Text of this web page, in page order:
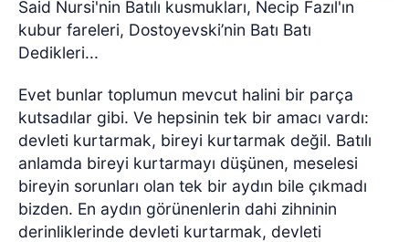
Said Nursi'nin Batılı kusmukları, Necip Fazıl'ın
kubur fareleri, Dostoyevski’nin Batı Batı
Dedikleri...
Evet bunlar toplumun mevcut halini bir parça
kutsadılar gibi. Ve hepsinin tek bir amacı vardı:
devleti kurtarmak, bireyi kurtarmak değil. Batılı
anlamda bireyi kurtarmayı düşünen, meselesi
bireyin sorunları olan tek bir aydın bile çıkmadı
bizden. En aydın görünenlerin dahi zihninin
derinliklerinde devleti kurtarmak, devleti